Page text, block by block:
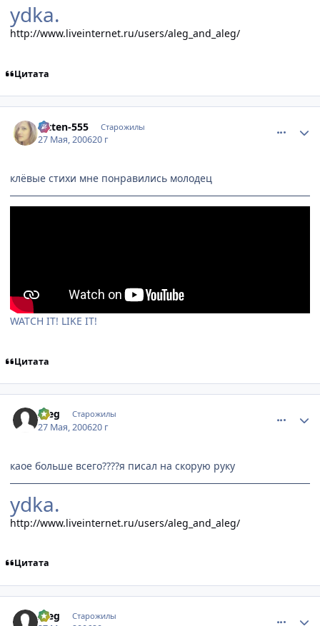
ydka.
http://www.liveinternet.ru/users/aleg_and_aleg/
Цитата
Kitten-555 Старожилы
27 Мая, 200620 г
клёвые стихи мне понравились молодец
WATCH IT! LIKE IT!
Цитата
Aleg Старожилы
27 Мая, 200620 г
каое больше всего????я писал на скорую руку
ydka.
http://www.liveinternet.ru/users/aleg_and_aleg/
Цитата
Aleg Старожилы